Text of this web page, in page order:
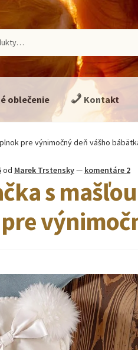
oblečenie Kontakt
pre výnimočný deň vášho
od Marek Trstensky— komentáre 2
s